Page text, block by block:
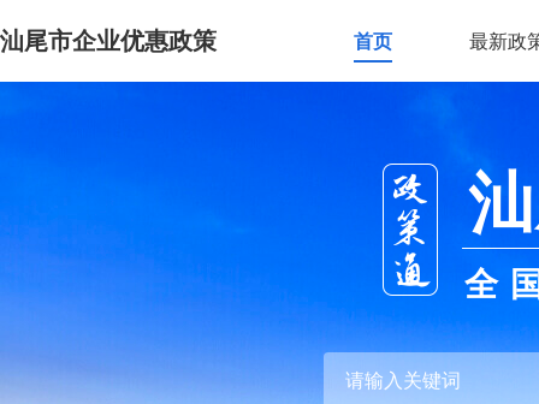
汕尾市企业优惠政策 首页 最新政
全